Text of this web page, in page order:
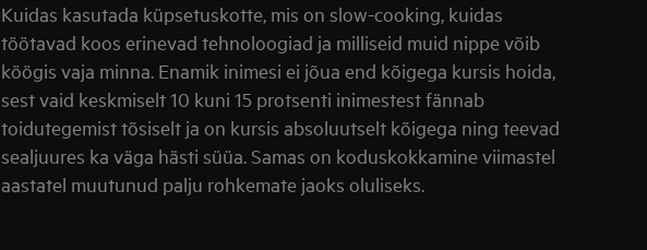
Kuidas kasutada küpsetuskotte, mis on slow-cooking, kuidas
töötavad koos erinevad tehnoloogiad ja milliseid muid nippe võib
köögis vaja minna. Enamik inimesi ei jõua end kõigega kursis hoida,
sest vaid keskmiselt 10 kuni 15 protsenti inimestest fännab
toidutegemist tõsiselt ja on kursis absoluutselt kõigega ning teevad
sealjuures ka väga hästi süüa. Samas on koduskokkamine viimastel
aastatel muutunud palju rohkemate jaoks oluliseks.